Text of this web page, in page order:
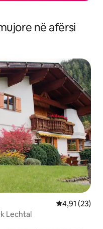
në afërsi
Vlerësimi
4,91 (23)
Lechtal